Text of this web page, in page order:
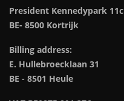
President Kennedypark 11c
BE- 8500 Kortrijk
Billing address:
E. Hullebroecklaan 31
BE - 8501 Heule